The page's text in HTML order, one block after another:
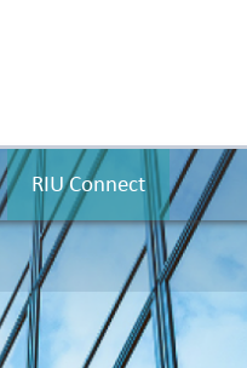
RIU Connect